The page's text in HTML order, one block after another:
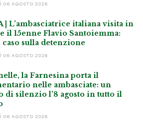
06 AGOSTO 2026
| L’ambasciatrice italiana visita in
il 15enne Flavio Santoiemma:
caso sulla detenzione
06 AGOSTO 2026
la Farnesina porta il
nelle ambasciate: un
di silenzio l’8 agosto in tutto il
06 AGOSTO 2026